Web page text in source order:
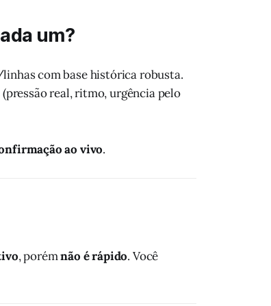
um?
com base histórica robusta.
real, ritmo, urgência pelo
ao vivo.
, porémnão é rápido. Você